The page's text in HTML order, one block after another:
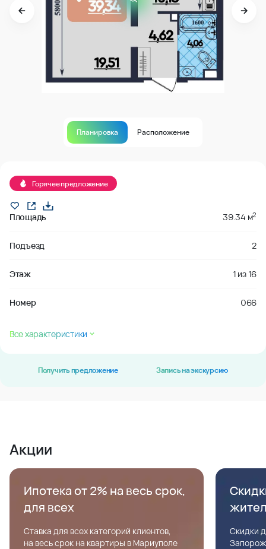
Планировка Расположение
Горячее предложение
Площадь 39.34 м2
Подъезд 2
Этаж 1 из16
Номер 066
Все характеристики
Получить предложение Запись на экскурсию
Акции
Ипотека от 2% на весь срок,
для всех
Ставка для всех категорий клиентов,
на весь срок на квартиры в Мариуполе
Скидки